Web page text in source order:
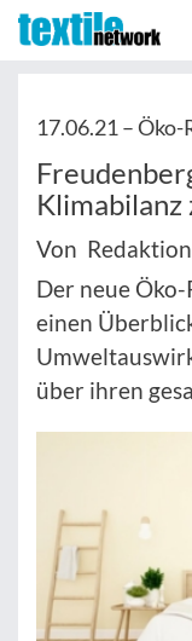
17.06.21 –Öko-
Klimabilanz
Von Redaktion
Der neue
einen
über ihren